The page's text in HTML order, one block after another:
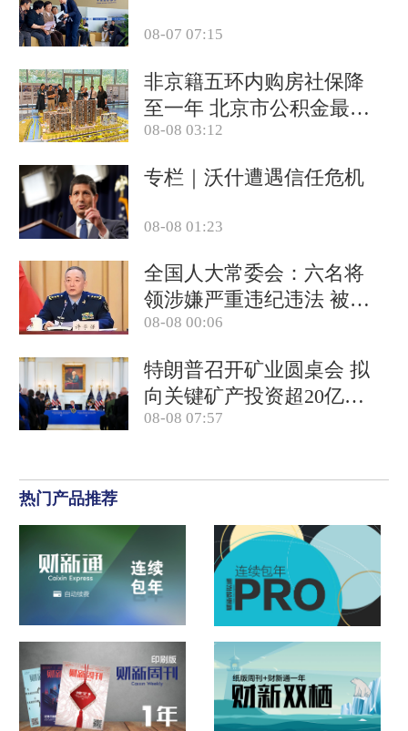
08-07 07:15
非京籍五环内购房社保降
至一年 北京市公积金最高
可贷340万元
08-08 03:12
专栏｜沃什遭遇信任危机
08-08 01:23
全国人大常委会：六名将
领涉嫌严重违纪违法 被罢
免全国人大代表
08-08 00:06
特朗普召开矿业圆桌会 拟
向关键矿产投资超20亿美
元
08-08 07:57
热门产品推荐